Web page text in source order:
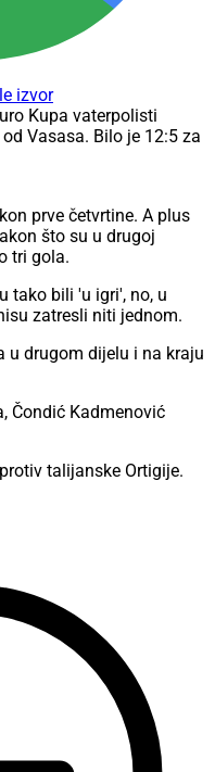
izvor
Kupa vaterpolisti
Vasasa. Bilo je 12:5 za
prve četvrtine. A plus
što su u drugoj
tri gola.
tako bili 'u igri', no, u
zatresli niti jednom.
u drugom dijelu i na kraju
Čondić Kadmenović
talijanske Ortigije.